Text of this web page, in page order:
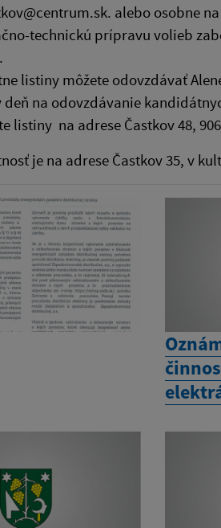
alebo osobne
technickú prípravu volieb
listiny môžete odovzdávať
na odovzdávanie
listiny na adrese Častkov 48,
je na adrese Častkov 35, v